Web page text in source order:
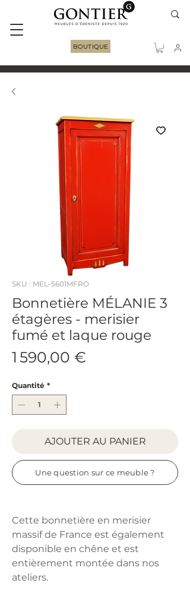
BOUTIQUE
SKU : MEL-5601MFRO
Bonnetière MÉLANIE 3
étagères - merisier
fumé et laque rouge
1 590,00 €
Quantité *
AJOUTER AU PANIER
Une question sur ce meuble ?
Cette bonnetière en merisier
massif de France est également
disponible en chêne et est
entièrement montée dans nos
ateliers.